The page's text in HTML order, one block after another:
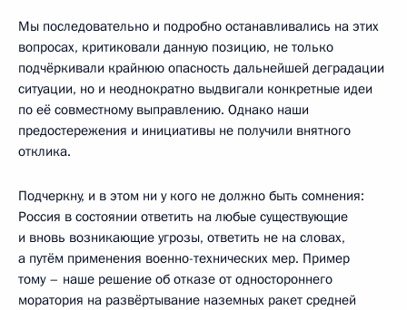
Мы последовательно и подробно останавливались на этих
вопросах, критиковали данную позицию, не только
подчёркивали крайнюю опасность дальнейшей деградации
ситуации, но и неоднократно выдвигали конкретные идеи
по её совместному выправлению. Однако наши
предостережения и инициативы не получили внятного
отклика.
Подчеркну, и в этом ни у кого не должно быть сомнения:
Россия в состоянии ответить на любые существующие
и вновь возникающие угрозы, ответить не на словах,
а путём применения военно-технических мер. Пример
тому – наше решение об отказе от одностороннего
моратория на развёртывание наземных ракет средней